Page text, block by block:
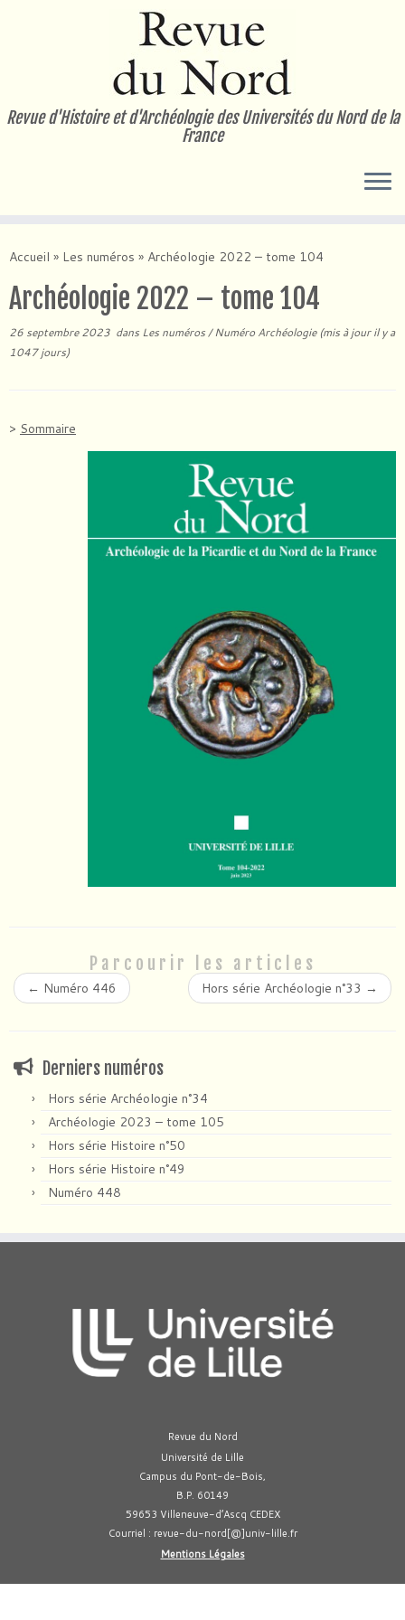
Revue d'Histoire et d'Archéologie des Universités du Nord de la
France
Accueil » Les numéros » Archéologie 2022 – tome 104
Archéologie 2022 – tome 104
26 septembre 2023 dans Les numéros/Numéro Archéologie (mis à jour il y a
1047 jours)
> Sommaire
Parcourir les articles
← Numéro 446 Hors série Archéologie n°33 →
Derniers numéros
Hors série Archéologie n°34
Archéologie 2023 – tome 105
Hors série Histoire n°50
Hors série Histoire n°49
Numéro 448
Revue du Nord
Université de Lille
Campus du Pont-de-Bois,
B.P. 60149
59653 Villeneuve-d’Ascq CEDEX
Courriel : revue-du-nord[@]univ-lille.fr
Mentions Légales